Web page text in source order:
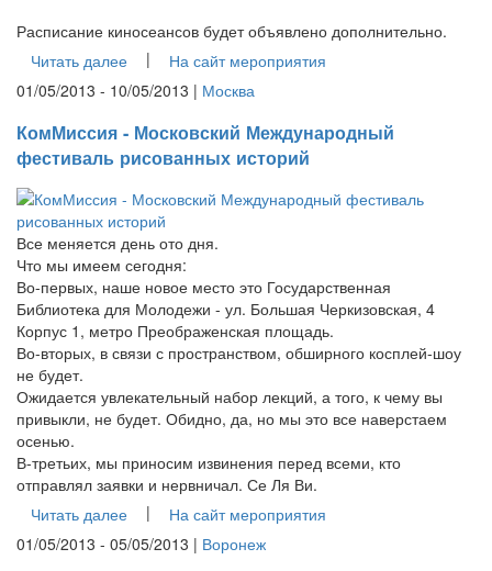
Расписание киносеансов будет объявлено дополнительно.
Читать далее
|
На сайт мероприятия
01/05/2013 - 10/05/2013 | Москва
КомМиссия - Московский Международный
фестиваль рисованных историй
Все меняется день ото дня.
Что мы имеем сегодня:
Во-первых, наше новое место это Государственная
Библиотека для Молодежи - ул. Большая Черкизовская, 4
Корпус 1, метро Преображенская площадь.
Во-вторых, в связи с пространством, обширного косплей-шоу
не будет.
Ожидается увлекательный набор лекций, а того, к чему вы
привыкли, не будет. Обидно, да, но мы это все наверстаем
осенью.
В-третьих, мы приносим извинения перед всеми, кто
отправлял заявки и нервничал. Се Ля Ви.
Читать далее
|
На сайт мероприятия
01/05/2013 - 05/05/2013 | Воронеж